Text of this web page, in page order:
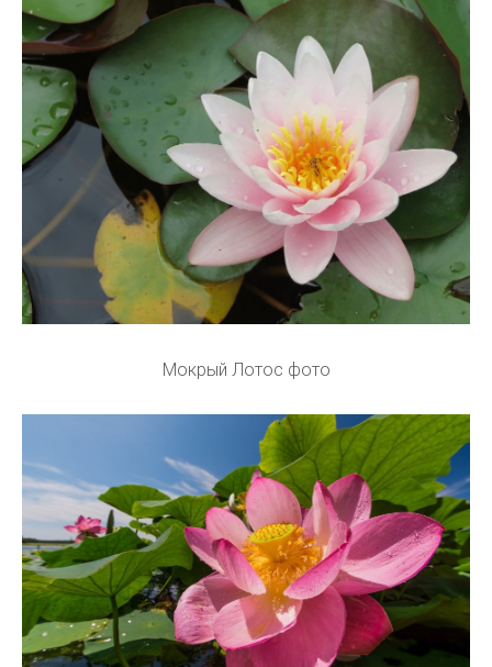
Мокрый Лотос фото